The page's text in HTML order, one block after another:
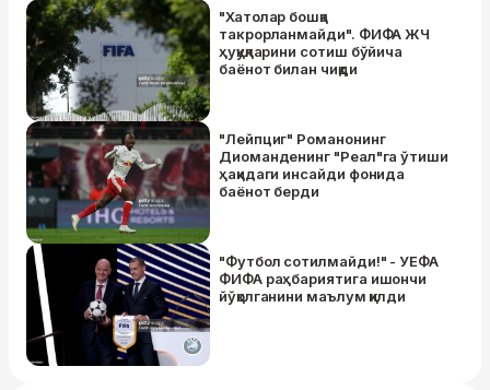
"Хатолар бошқа
такрорланмайди". ФИФА ЖЧ
ҳуқуқларини сотиш бўйича
баёнот билан чиқди
"Лейпциг" Романонинг
Диомандeнинг "Реал"га ўтиши
ҳақидаги инсайди фонида
баёнот берди
"Футбол сотилмайди!" - УЕФА
ФИФА раҳбариятига ишончи
йўқолганини маълум қилди